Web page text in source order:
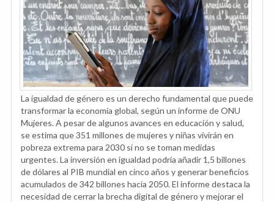
La igualdad de género es un derecho fundamental que puede
transformar la economía global, según un informe de ONU
Mujeres. A pesar de algunos avances en educación y salud,
se estima que 351 millones de mujeres y niñas vivirán en
pobreza extrema para 2030 si no se toman medidas
urgentes. La inversión en igualdad podría añadir 1,5 billones
de dólares al PIB mundial en cinco años y generar beneficios
acumulados de 342 billones hacia 2050. El informe destaca la
necesidad de cerrar la brecha digital de género y mejorar el